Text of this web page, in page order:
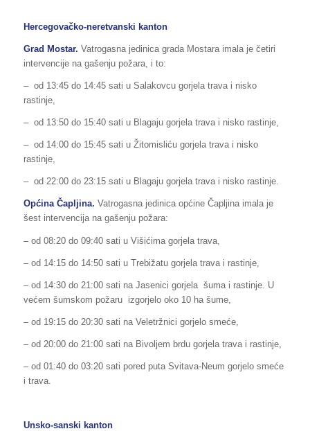
Hercegovačko-neretvanski kanton
Grad Mostar. Vatrogasna jedinica grada Mostara imala je četiri
intervencije na gašenju požara, i to:
– od 13:45 do 14:45 sati u Salakovcu gorjela trava i nisko
rastinje,
– od 13:50 do 15:40 sati u Blagaju gorjela trava i nisko rastinje,
– od 14:00 do 15:45 sati u Žitomisliću gorjela trava i nisko
rastinje,
– od 22:00 do 23:15 sati u Blagaju gorjela trava i nisko rastinje.
Općina Čapljina. Vatrogasna jedinica općine Čapljina imala je
šest intervencija na gašenju požara:
– od 08:20 do 09:40 sati u Višićima gorjela trava,
– od 14:15 do 14:50 sati u Trebižatu gorjela trava i rastinje,
– od 14:30 do 21:00 sati na Jasenici gorjela šuma i rastinje. U
većem šumskom požaru izgorjelo oko 10 ha šume,
– od 19:15 do 20:30 sati na Veletržnici gorjelo smeće,
– od 20:00 do 21:00 sati na Bivoljem brdu gorjela trava i rastinje,
– od 01:40 do 03:20 sati pored puta Svitava-Neum gorjelo smeće
i trava.
Unsko-sanski kanton